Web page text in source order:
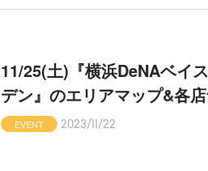
11/25(土)『横浜DeNAベイ
デン』のエリアマップ&各
EVENT 2023/11/22